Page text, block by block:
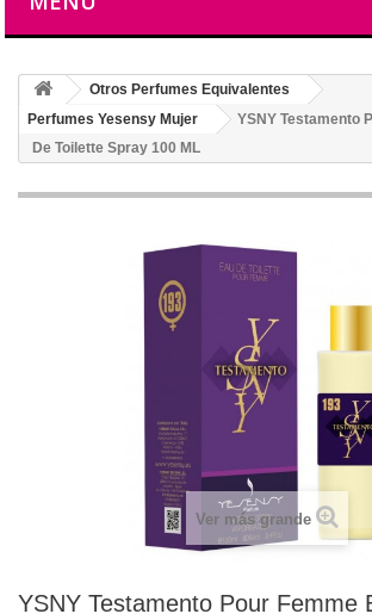
Otros Perfumes Equivalentes
Perfumes Yesensy Mujer
YSNY Testamento
De Toilette Spray 100 ML
Ver más grande
YSNY Testamento Pour Femme